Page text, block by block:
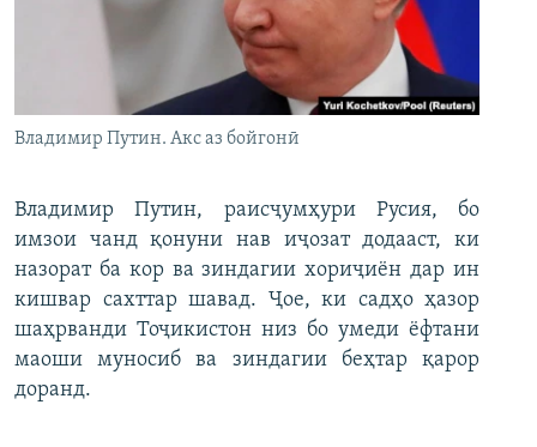
Владимир Путин. Акс аз бойгонӣ
Владимир Путин, раисҷумҳури Русия, бо
имзои чанд қонуни нав иҷозат додааст, ки
назорат ба кор ва зиндагии хориҷиён дар ин
кишвар сахттар шавад. Ҷое, ки садҳо ҳазор
шаҳрванди Тоҷикистон низ бо умеди ёфтани
маоши муносиб ва зиндагии беҳтар қарор
доранд.